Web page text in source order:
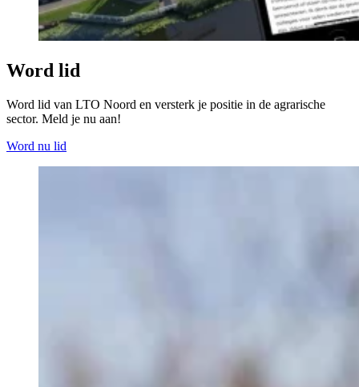
Word lid
Word lid van LTO Noord en versterk je positie in de agrarische
sector. Meld je nu aan!
Word nu lid